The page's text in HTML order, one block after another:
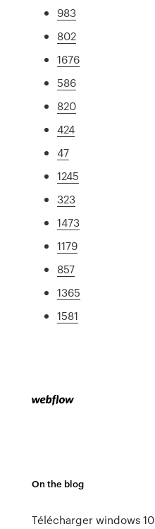
983
802
1676
586
820
424
47
1245
323
1473
1179
857
1365
1581
On the blog
Télécharger windows 10